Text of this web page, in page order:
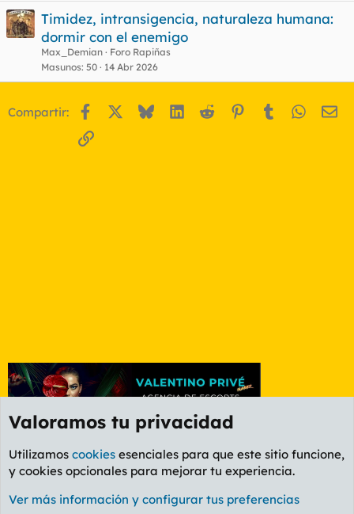
Timidez, intransigencia, naturaleza humana:
dormir con el enemigo
Max_Demian
Foro Rapiñas
Masunos 50 14 Abr 2026
Compartir: Facebook BlueskyLinkedIn
Reddit Pinterest
Tumblr
Enlace
Foro General
Cookies PL OLDSTYLE AMARILLO
Valoramos tu privacidad
Utilizamos cookies esenciales para que este sitio funcione,
y cookies opcionales para mejorar tu experiencia.
Ver más información y configurar tus preferencias